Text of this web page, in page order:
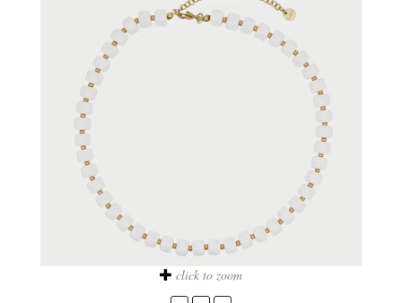
click to zoom